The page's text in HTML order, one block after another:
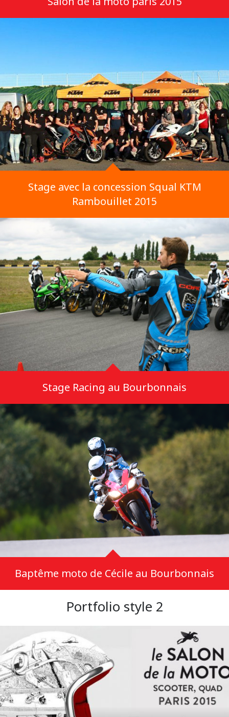
Stage avec la concession Squal KTM
Rambouillet 2015
Stage Racing au Bourbonnais
Baptême moto de Cécile au Bourbonnais
Portfolio style 2